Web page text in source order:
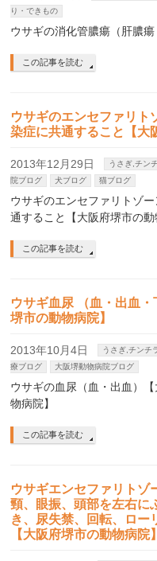
り・できもの
ウサギの消化管膿瘍（肝膿
この記事を読む
ウサギのエンセファリト
染症に共通すること【大
2013年12月29日 うさぎ,チン
院ブログ
犬ブログ 猫ブログ
ウサギのエンセファリトゾ
通すること【大阪府堺市の動
この記事を読む
ウサギ血尿 （血・出血
堺市の動物病院】
2013年10月4日
うさぎ,チンチ
療ブログ
大阪堺動物病院ブログ
ウサギの血尿（血・出血）
物病院】
この記事を読む
ウサギエンセファリトゾ
頸、眼振、頭部を左右に
き、尿失禁、回転、ロー
【大阪府堺市の動物病院】